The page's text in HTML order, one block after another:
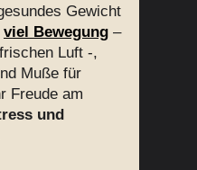
Gewicht
viel Bewegung –
Luft -,
Muße für
Freude am
und